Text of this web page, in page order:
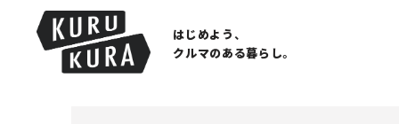
はじめよう、
クルマのある暮らし。